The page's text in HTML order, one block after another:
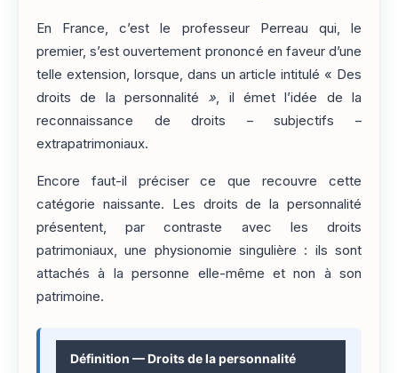
En France, c’est le professeur Perreau qui, le
premier, s’est ouvertement prononcé en faveur d’une
telle extension, lorsque, dans un article intitulé « Des
droits de la personnalité », il émet l’idée de la
reconnaissance de droits – subjectifs –
extrapatrimoniaux.
Encore faut-il préciser ce que recouvre cette
catégorie naissante. Les droits de la personnalité
présentent, par contraste avec les droits
patrimoniaux, une physionomie singulière : ils sont
attachés à la personne elle-même et non à son
patrimoine.
Définition — Droits de la personnalité